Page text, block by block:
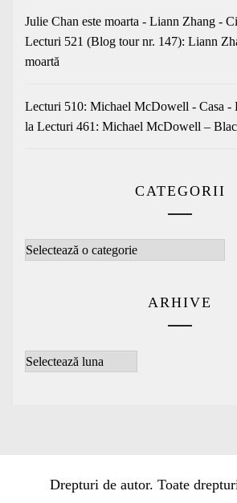
Julie Chan este moarta - Liann Zhang -
Lecturi 521 (Blog tour nr. 147): Liann
moartă
Lecturi 510: Michael McDowell - Casa
la Lecturi 461: Michael McDowell –
CATEGORII
Categorii
ARHIVE
Arhive
Drepturi de autor. Toate